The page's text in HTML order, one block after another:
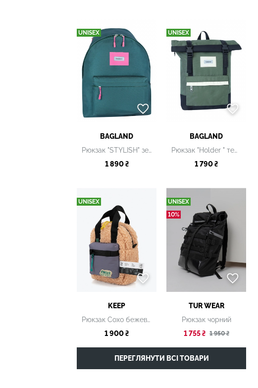
UNISEX
BAGLAND
Рюкзак "STYLISH" зелений
1 890 ₴
UNISEX
BAGLAND
Рюкзак "Holder " темно-зелений
1 790 ₴
UNISEX
KEEP
Рюкзак Сохо бежевий S
1 900 ₴
UNISEX
10%
TUR WEAR
Рюкзак чорний
1 755 ₴ 1 950 ₴
ПЕРЕГЛЯНУТИ ВСІ ТОВАРИ